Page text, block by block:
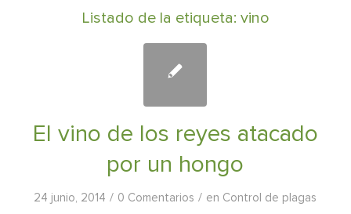
Listado de la etiqueta: vino
El vino de los reyes atacado
por un hongo
24 junio, 2014 / 0 Comentarios / en Control de plagas